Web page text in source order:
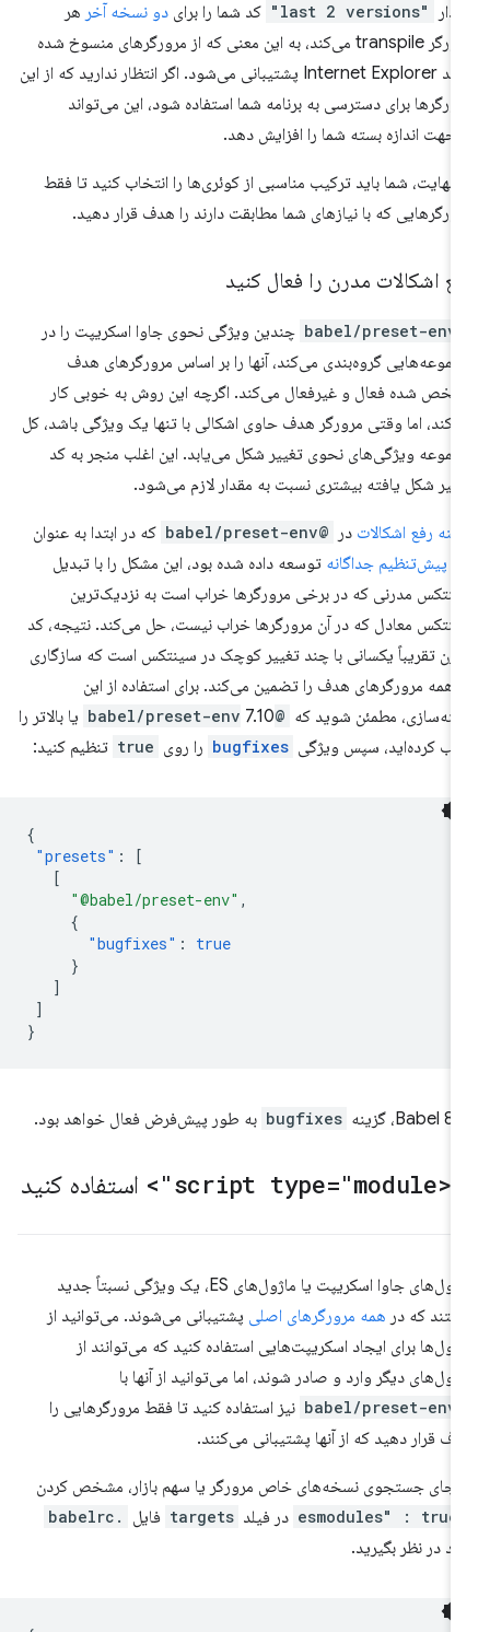
"last 2 versions" کد شما را برایدو نسخه آخر هر
مرورگر transpile می‌کند، به این معنی که از مرورگرهای منسوخ شده
مانند Internet Explorer پشتیبانی می‌شود. اگر انتظار ندارید که از این
برای دسترسی به برنامه شما استفاده شود، این می‌تواند
اندازه بسته شما را افزایش دهد.
نهایت، شما باید ترکیب مناسبی از کوئری‌ها را انتخاب کنید تا فقط
که با نیازهای شما مطابقت دارند را هدف قرار دهید.
اشکالات مدرن را فعال کنید
چندین ویژگی نحوی جاوا اسکریپت را در
گروه‌بندی می‌کند، آنها را بر اساس مرورگرهای هدف
شده فعال و غیرفعال می‌کند. اگرچه این روش به خوبی کار
اما وقتی مرورگر هدف حاوی اشکالی با تنها یک ویژگی باشد، کل
ویژگی‌های نحوی تغییر شکل می‌یابد. این اغلب منجر به کد
شکل یافته بیشتری نسبت به مقدار لازم می‌شود.
رفع اشکالاتدر @babel/preset-env
که در ابتدا به عنوان
پیش‌تنظیم جداگانهتوسعه داده شده بود، این مشکل را با تبدیل
مدرنی که در برخی مرورگرها خراب است به نزدیک‌ترین
معادل که در آن مرورگرها خراب نیست، حل می‌کند. نتیجه، کد
تقریباً یکسانی با چند تغییر کوچک در سینتکس است که سازگاری
همه مرورگرهای هدف را تضمین می‌کند. برای استفاده از این
مطمئن شوید که @babel/preset-env
7.10 یا بالاتر را
کرده‌اید، سپس ویژگی bugfixes را روی true تنظیم کنید:
"presets"
"@babel/preset-env"
"bugfixes": true
bugfixes به طور پیش‌فرض فعال خواهد بود.
استفاده کنید
ماژول‌های جاوا اسکریپت یا ماژول‌های ES، یک ویژگی نسبتاً جدید
که درهمه مرورگرهای اصلیپشتیبانی می‌شوند. می‌توانید از
برای ایجاد اسکریپت‌هایی استفاده کنید که می‌توانند از
دیگر وارد و صادر شوند، اما می‌توانید از آنها با
نیز استفاده کنید تا فقط مرورگرهایی را
قرار دهید که از آنها پشتیبانی می‌کنند.
جای جستجوی نسخه‌های خاص مرورگر یا سهم بازار، مشخص کردن
در فیلد targets فایل .babelrc
در نظر بگیرید.